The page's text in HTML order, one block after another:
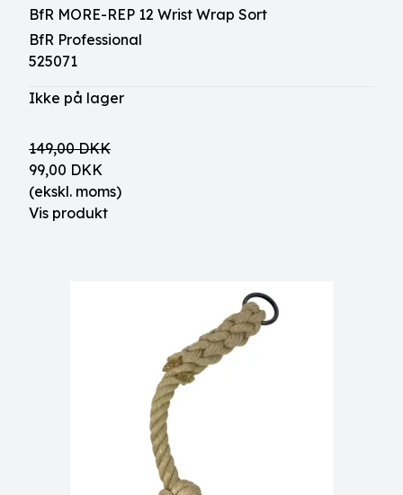
BfR MORE-REP 12 Wrist Wrap Sort
BfR Professional
525071
Ikke på lager
149,00 DKK
99,00 DKK
(ekskl. moms)
Vis produkt